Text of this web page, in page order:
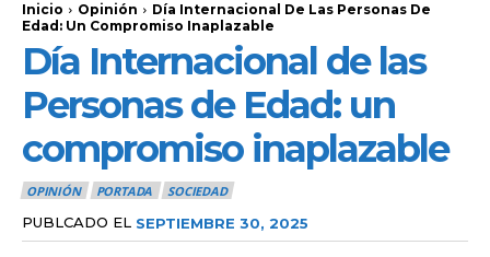
Inicio Opinión
Día Internacional De Las Personas De
Edad: Un Compromiso Inaplazable
Día Internacional de las
Personas de Edad: un
compromiso inaplazable
OPINIÓN PORTADA SOCIEDAD
PUBLCADO EL SEPTIEMBRE 30, 2025